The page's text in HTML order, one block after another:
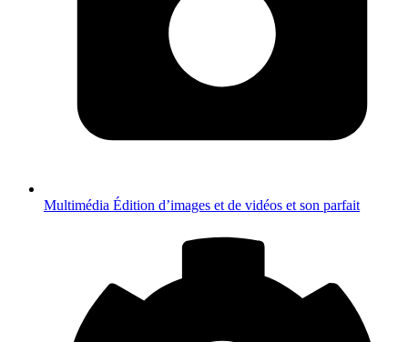
Multimédia Édition d’images et de vidéos et son parfait